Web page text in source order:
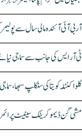
آر بی آئی آئندہ مالی سال سے
ٹی آر ایس کی جانب سے سماجی نیائے
کلواکنٹلہ کویتا کی سنکلپ سبھا،
مشی گن ڈیموکریٹک سینیٹ